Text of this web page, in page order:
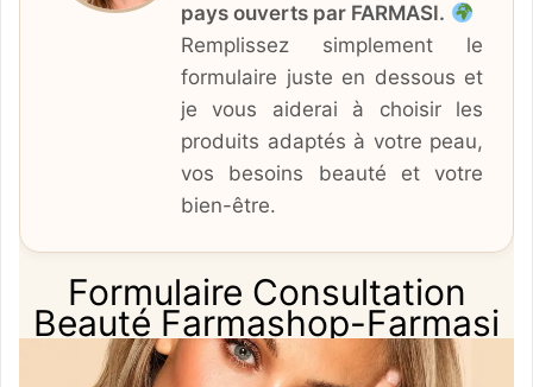
pays ouverts par FARMASI.
Remplissez simplement le
formulaire juste en dessous et
je vous aiderai à choisir les
produits adaptés à votre peau,
vos besoins beauté et votre
bien-être.
Formulaire Consultation
Beauté Farmashop-Farmasi